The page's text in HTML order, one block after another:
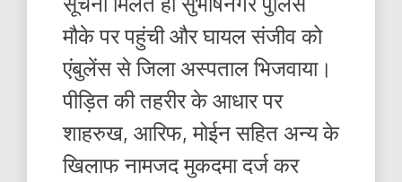
मौके पर पहुंची और घायल संजीव को
एंबुलेंस से जिला अस्पताल भिजवाया।
पीड़ित की तहरीर के आधार पर
शाहरुख, आरिफ, मोईन सहित अन्य के
खिलाफ नामजद मुकदमा दर्ज कर